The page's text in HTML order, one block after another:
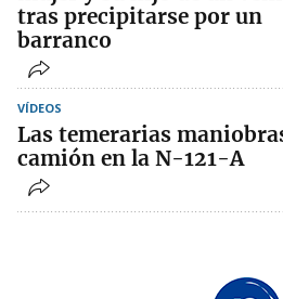
tras precipitarse por un
barranco
VÍDEOS
Las temerarias
camión en la N-121-A